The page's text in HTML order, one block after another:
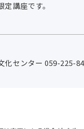
講座です。
化センター 059-225-